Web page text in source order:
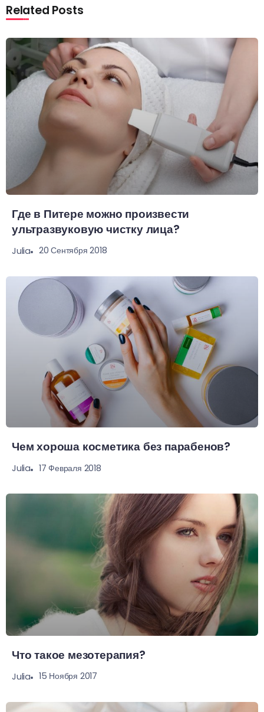
Related Posts
Где в Питере можно произвести
ультразвуковую чистку лица?
Julia 20 Сентября 2018
Чем хороша косметика без парабенов?
Julia 17 Февраля 2018
Что такое мезотерапия?
Julia 15 Ноября 2017